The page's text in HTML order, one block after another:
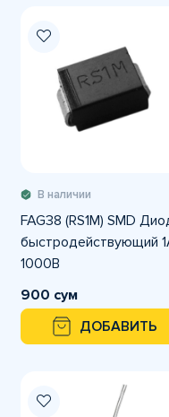
В наличии
FAG38 (RS1M) SMD
быстродействующий
1000В
900 сум
ДОБАВИТЬ